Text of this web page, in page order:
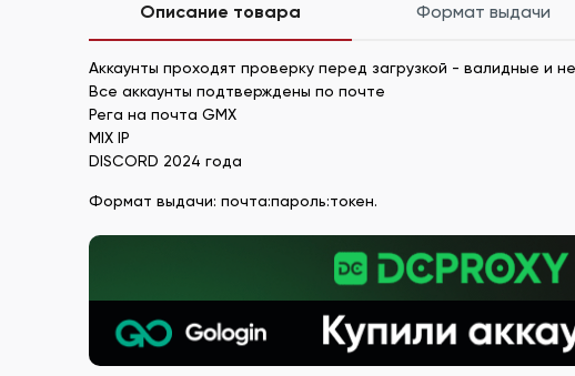
Описание товара Формат выдачи
Аккаунты проходят проверку перед загрузкой - валидные и
Все аккаунты подтверждены по почте
Рега на почта GMX
MIX IP
DISCORD 2024 года
Формат выдачи: почта:пароль:токен.